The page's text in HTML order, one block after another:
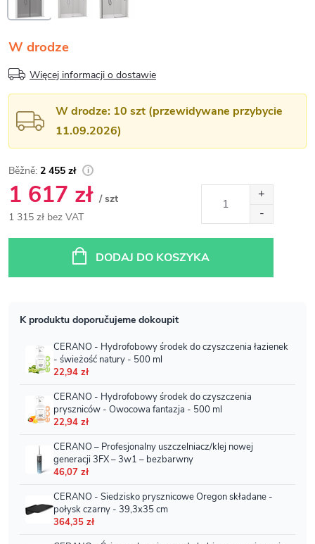
W drodze
Więcej informacji o dostawie
W drodze: 10 szt (przewidywane przybycie
11.09.2026)
2 455 zł
1 617 zł / szt
1 315 zł bez VAT
DODAJ DO KOSZYKA